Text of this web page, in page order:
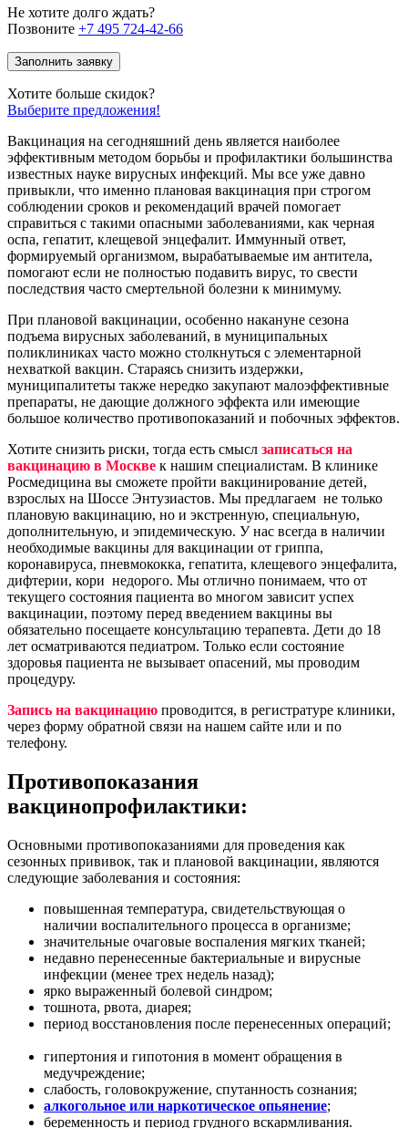
Не хотите долго ждать?
Позвоните +7 495 724-42-66
Заполнить заявку
Хотите больше скидок?
Выберите предложения!
Вакцинация на сегодняшний день является наиболее
эффективным методом борьбы и профилактики большинства
известных науке вирусных инфекций. Мы все уже давно
привыкли, что именно плановая вакцинация при строгом
соблюдении сроков и рекомендаций врачей помогает
справиться с такими опасными заболеваниями, как черная
оспа, гепатит, клещевой энцефалит. Иммунный ответ,
формируемый организмом, вырабатываемые им антитела,
помогают если не полностью подавить вирус, то свести
последствия часто смертельной болезни к минимуму.
При плановой вакцинации, особенно накануне сезона
подъема вирусных заболеваний, в муниципальных
поликлиниках часто можно столкнуться с элементарной
нехваткой вакцин. Стараясь снизить издержки,
муниципалитеты также нередко закупают малоэффективные
препараты, не дающие должного эффекта или имеющие
большое количество противопоказаний и побочных эффектов.
Хотите снизить риски, тогда есть смысл записаться на
вакцинацию в Москве к нашим специалистам. В клинике
Росмедицина вы сможете пройти вакцинирование детей,
взрослых на Шоссе Энтузиастов. Мы предлагаем не только
плановую вакцинацию, но и экстренную, специальную,
дополнительную, и эпидемическую. У нас всегда в наличии
необходимые вакцины для вакцинации от гриппа,
коронавируса, пневмококка, гепатита, клещевого энцефалита,
дифтерии, кори недорого. Мы отлично понимаем, что от
текущего состояния пациента во многом зависит успех
вакцинации, поэтому перед введением вакцины вы
обязательно посещаете консультацию терапевта. Дети до 18
лет осматриваются педиатром. Только если состояние
здоровья пациента не вызывает опасений, мы проводим
процедуру.
Запись на вакцинацию проводится, в регистратуре клиники,
через форму обратной связи на нашем сайте или и по
телефону.
Противопоказания
вакцинопрофилактики:
Основными противопоказаниями для проведения как
сезонных прививок, так и плановой вакцинации, являются
следующие заболевания и состояния:
повышенная температура, свидетельствующая о
наличии воспалительного процесса в организме;
значительные очаговые воспаления мягких тканей;
недавно перенесенные бактериальные и вирусные
инфекции (менее трех недель назад);
ярко выраженный болевой синдром;
тошнота, рвота, диарея;
период восстановления после перенесенных операций;
гипертония и гипотония в момент обращения в
медучреждение;
слабость, головокружение, спутанность сознания;
алкогольное или наркотическое опьянение;
беременность и период грудного вскармливания.